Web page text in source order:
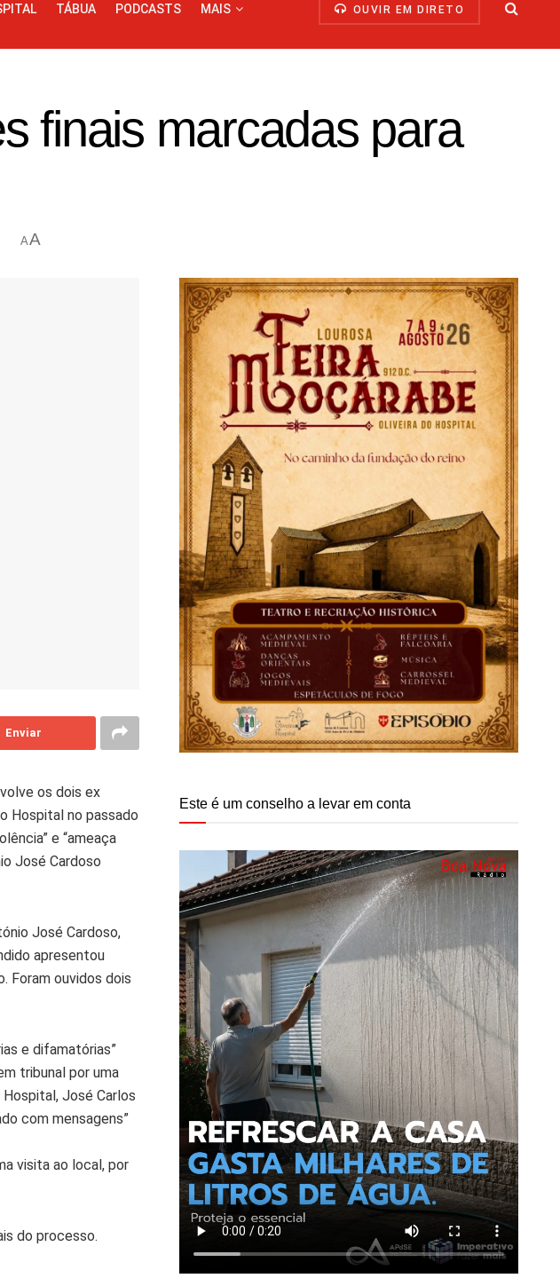
TÁBUA PODCASTS MAIS OUVIR EM DIRETO
finais marcadas para
AA
Enviar
os dois ex
Hospital no passado
e “ameaça
José Cardoso
José Cardoso,
apresentou
Foram ouvidos dois
e difamatórias”
tribunal por uma
José Carlos
com mensagens”
visita ao local, por
do processo.
Este é um conselho a levar em conta